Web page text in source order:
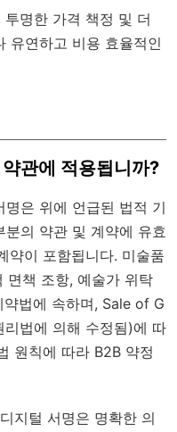
투명한 가격 책정 및 더
유연하고 비용 효율적인
관에 적용됩니까?
은 위에 언급된 법적 기
의 약관 및 계약에 유효
약이 포함됩니다. 미술품
면책 조항, 예술가 위탁
법에 속하며, Sale of G
법에 의해 수정됨)에 따
원칙에 따라 B2B 약정
지털 서명은 명확한 의